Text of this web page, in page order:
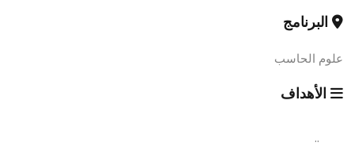
البرنامج
علوم الحاسب
الأهداف
..